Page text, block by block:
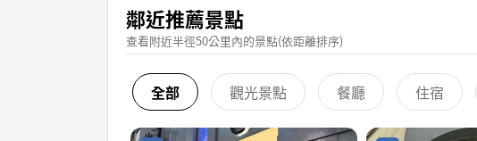
鄰近推薦景點
查看附近半徑50公里內的景點(依距離排序)
全部 觀光景點 餐廳 住宿